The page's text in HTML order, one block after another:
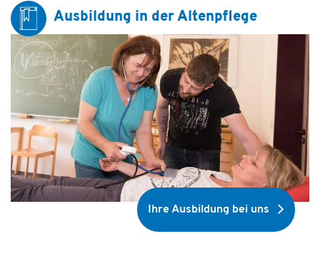
Ausbildung in der Altenpflege
Ihre Ausbildung bei uns